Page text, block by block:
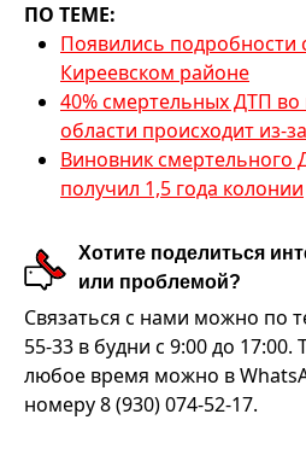
ПО ТЕМЕ:
Появились подробности
Киреевском районе
40% смертельных ДТП во
области происходит из-
Виновник смертельного
получил 1,5 года колонии
Хотите поделиться
или проблемой?
Связаться с нами можно по
55-33 в будни с 9:00 до
любое время можно в
номеру 8 (930) 074-52-17.